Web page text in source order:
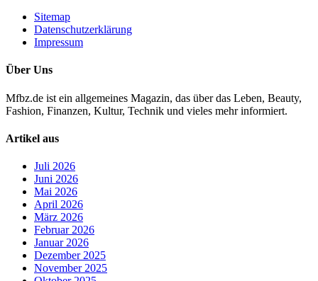
Sitemap
Datenschutzerklärung
Impressum
Über Uns
Mfbz.de ist ein allgemeines Magazin, das über das Leben, Beauty,
Fashion, Finanzen, Kultur, Technik und vieles mehr informiert.
Artikel aus
Juli 2026
Juni 2026
Mai 2026
April 2026
März 2026
Februar 2026
Januar 2026
Dezember 2025
November 2025